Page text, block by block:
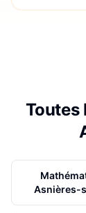
Toutes
Asnières-